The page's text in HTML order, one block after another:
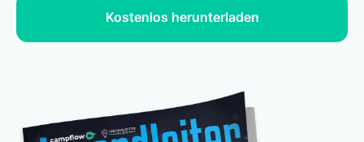
Kostenlos herunterladen